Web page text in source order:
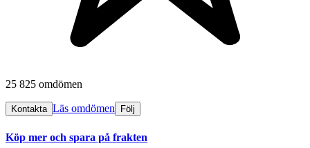
25 825 omdömen
Kontakta Läs omdömen Följ
Köp mer och spara på frakten